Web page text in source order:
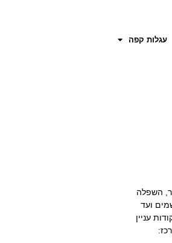
עגלות קפה
השפלה
ועד
עניין